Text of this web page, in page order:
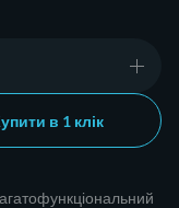
в 1 клік